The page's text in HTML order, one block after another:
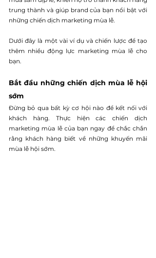
trung thành và giúp brand của bạn nổi bật với
những chiến dịch marketing mùa lễ.
Dưới đây là một vài ví dụ và chiến lược để tạo
thêm nhiều động lực marketing mùa lễ cho
bạn.
Bắt đầu những chiến dịch mùa lễ hội
sớm
Đừng bỏ qua bất kỳ cơ hội nào để kết nối với
khách hàng. Thực hiện các chiến dịch
marketing mùa lễ của bạn ngay để chắc chắn
rằng khách hàng biết về những khuyến mãi
mùa lễ hội sớm.